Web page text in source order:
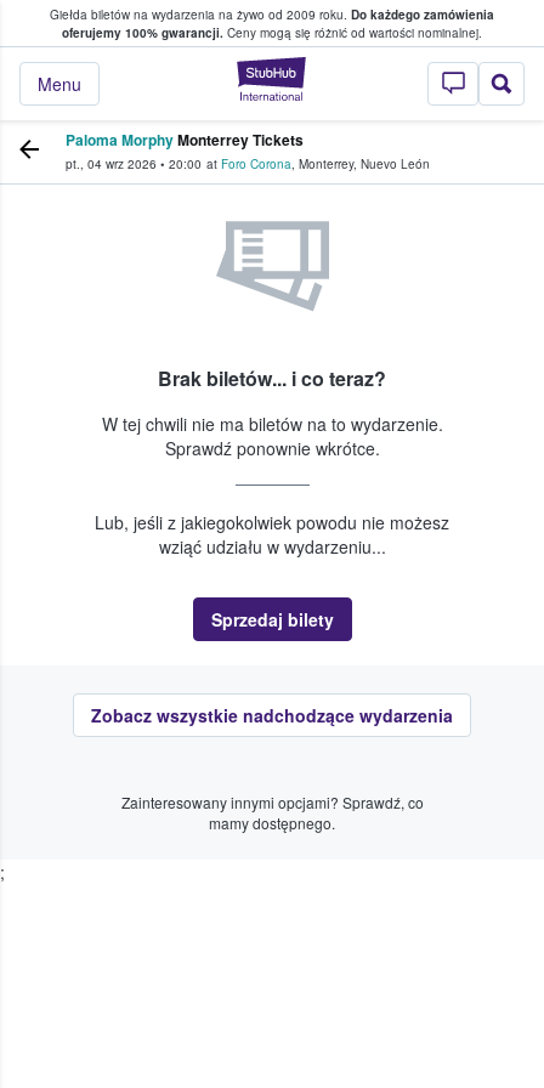
Giełda biletów na wydarzenia na żywo od 2009 roku. Do każdego zamówienia
oferujemy 100% gwarancji. Ceny mogą się różnić od wartości nominalnej.
StubHub —
Menu
w którym fani i kibice kupują i
Paloma MorphyMonterrey Tickets
pt., 04 wrz 2026 • 20:00 at Foro Corona, Monterrey, Nuevo León
Brak biletów... i co teraz?
W tej chwili nie ma biletów na to wydarzenie.
Sprawdź ponownie wkrótce.
Lub, jeśli z jakiegokolwiek powodu nie możesz
wziąć udziału w wydarzeniu...
Sprzedaj bilety
Zobacz wszystkie nadchodzące wydarzenia
Zainteresowany innymi opcjami? Sprawdź, co
mamy dostępnego.
;